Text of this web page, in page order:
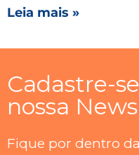
Leia mais »
Cadastre-
nossa
Fique por dentro